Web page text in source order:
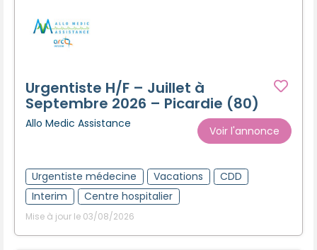
Urgentiste H/F – Juillet à
Septembre 2026 – Picardie (80)
Allo Medic Assistance
Voir l'annonce
Urgentiste médecine Vacations
CDD
Interim
Centre hospitalier
Mise à jour le 03/08/2026